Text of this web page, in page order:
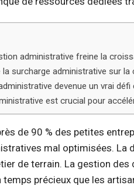
administrative freine la
surcharge administrative sur la
devenue un vrai défi
est crucial pour
de 90 % des petites
mal optimisées.
de terrain. La gestion
précieux que les